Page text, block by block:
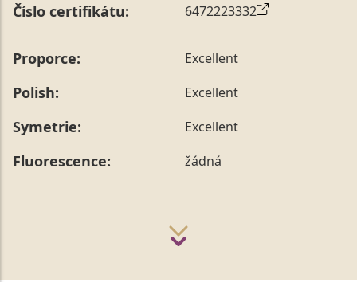
Číslo certifikátu: 6472223332
Proporce: Excellent
Polish: Excellent
Symetrie: Excellent
Fluorescence: žádná